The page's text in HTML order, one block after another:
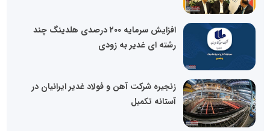
افزایش سرمایه ۲۰۰ درصدی هلدینگ چند
رشته ای غدیر به زودی
زنجیره شرکت آهن و فولاد غدیر ایرانیان در
آستانه تکمیل